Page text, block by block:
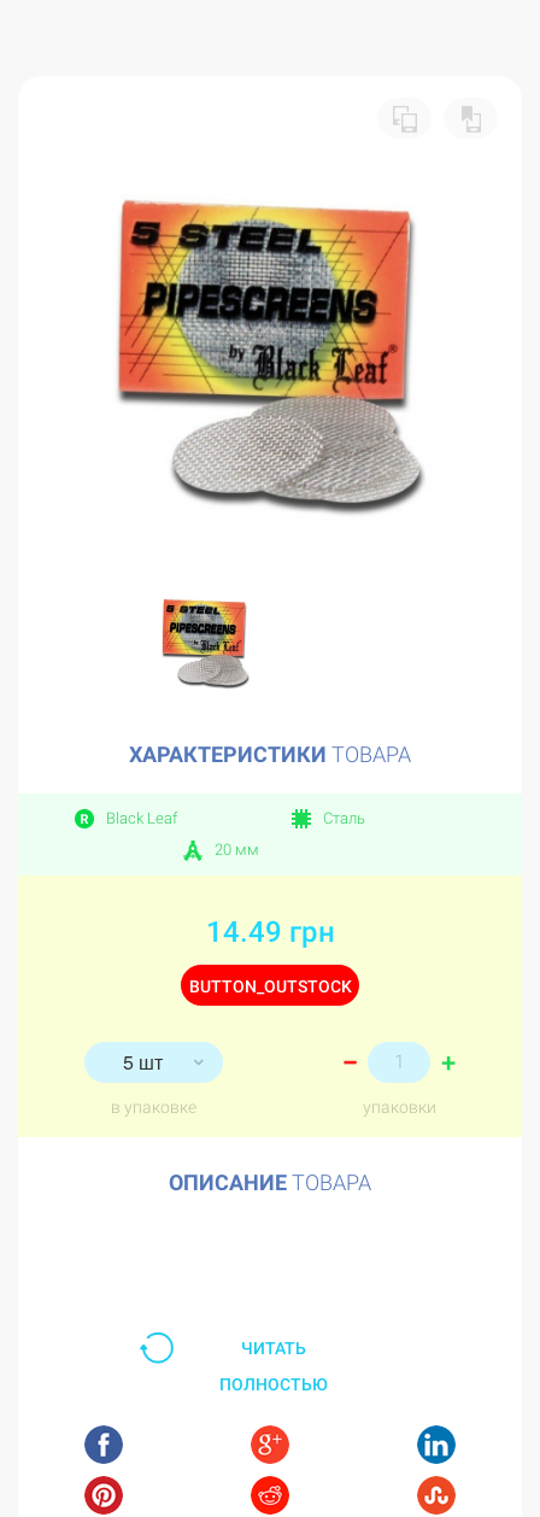
ХАРАКТЕРИСТИКИ ТОВАРА
Black Leaf
Сталь
20 мм
5 шт
в упаковке
14.49 грн
BUTTON_OUTSTOCK
– +
упаковки
ОПИСАНИЕТОВАРА
ЧИТАТЬ
ПОЛНОСТЬЮ